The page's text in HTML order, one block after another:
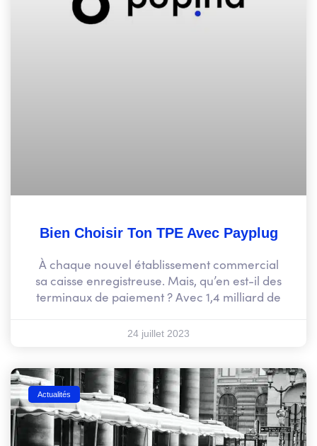
Bien Choisir Ton TPE Avec Payplug
À chaque nouvel établissement commercial
sa caisse enregistreuse. Mais, qu’en est-il des
terminaux de paiement ? Avec 1,4 milliard de
24 juillet 2023
Actualités